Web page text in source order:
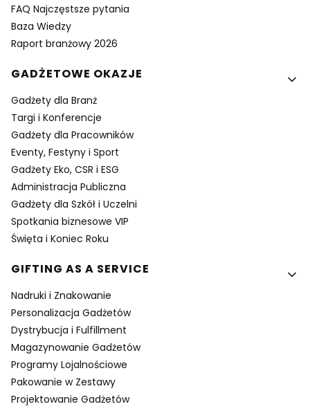
FAQ Najczęstsze pytania
Baza Wiedzy
Raport branżowy 2026
GADŻETOWE OKAZJE
Gadżety dla Branż
Targi i Konferencje
Gadżety dla Pracowników
Eventy, Festyny i Sport
Gadżety Eko, CSR i ESG
Administracja Publiczna
Gadżety dla Szkół i Uczelni
Spotkania biznesowe VIP
Święta i Koniec Roku
GIFTING AS A SERVICE
Nadruki i Znakowanie
Personalizacja Gadżetów
Dystrybucja i Fulfillment
Magazynowanie Gadżetów
Programy Lojalnościowe
Pakowanie w Zestawy
Projektowanie Gadżetów